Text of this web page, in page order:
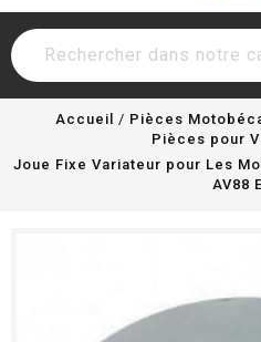
Accueil Pièces
Pièces pour
Joue Fixe Variateur pour Les
AV88